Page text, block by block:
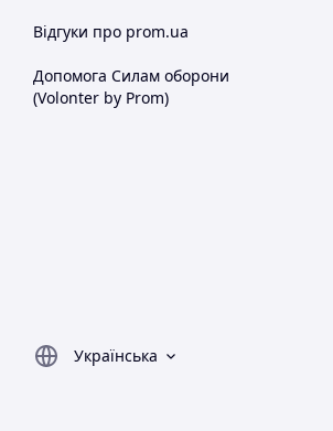
Відгуки про prom.ua
Допомога Силам оборони
(Volonter by Prom)
Українська